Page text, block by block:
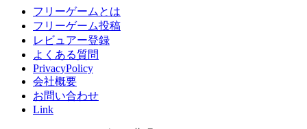
フリーゲームとは
フリーゲーム投稿
レビュアー登録
よくある質問
PrivacyPolicy
会社概要
お問い合わせ
Link